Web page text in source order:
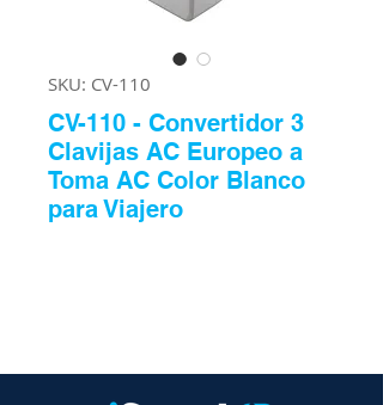
SKU: CV-110
CV-110 - Convertidor 3
Clavijas AC Europeo a
Toma AC Color Blanco
para Viajero